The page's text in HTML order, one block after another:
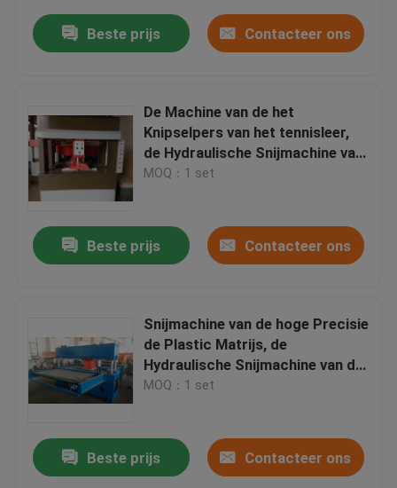
Beste prijs Contacteer ons
De Machine van de het
Knipselpers van het tennisleer,
de Hydraulische Snijmachine van
de Persmatrijs
MOQ：1 set
Beste prijs Contacteer ons
Snijmachine van de hoge Precisie
de Plastic Matrijs, de
Hydraulische Snijmachine van de
Persmatrijs
MOQ：1 set
Beste prijs Contacteer ons